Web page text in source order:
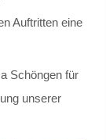
Auftritten eine
Schöngen für
unserer